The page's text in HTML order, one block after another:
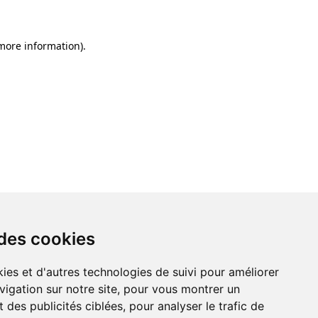
cookies
et d'autres technologies de suivi pour améliorer
sur notre site, pour vous montrer un
des publicités ciblées, pour analyser le trafic de
information).